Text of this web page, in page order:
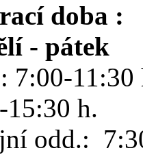
doba :
- pátek
7:00-11:30
15:30 h.
odd.: